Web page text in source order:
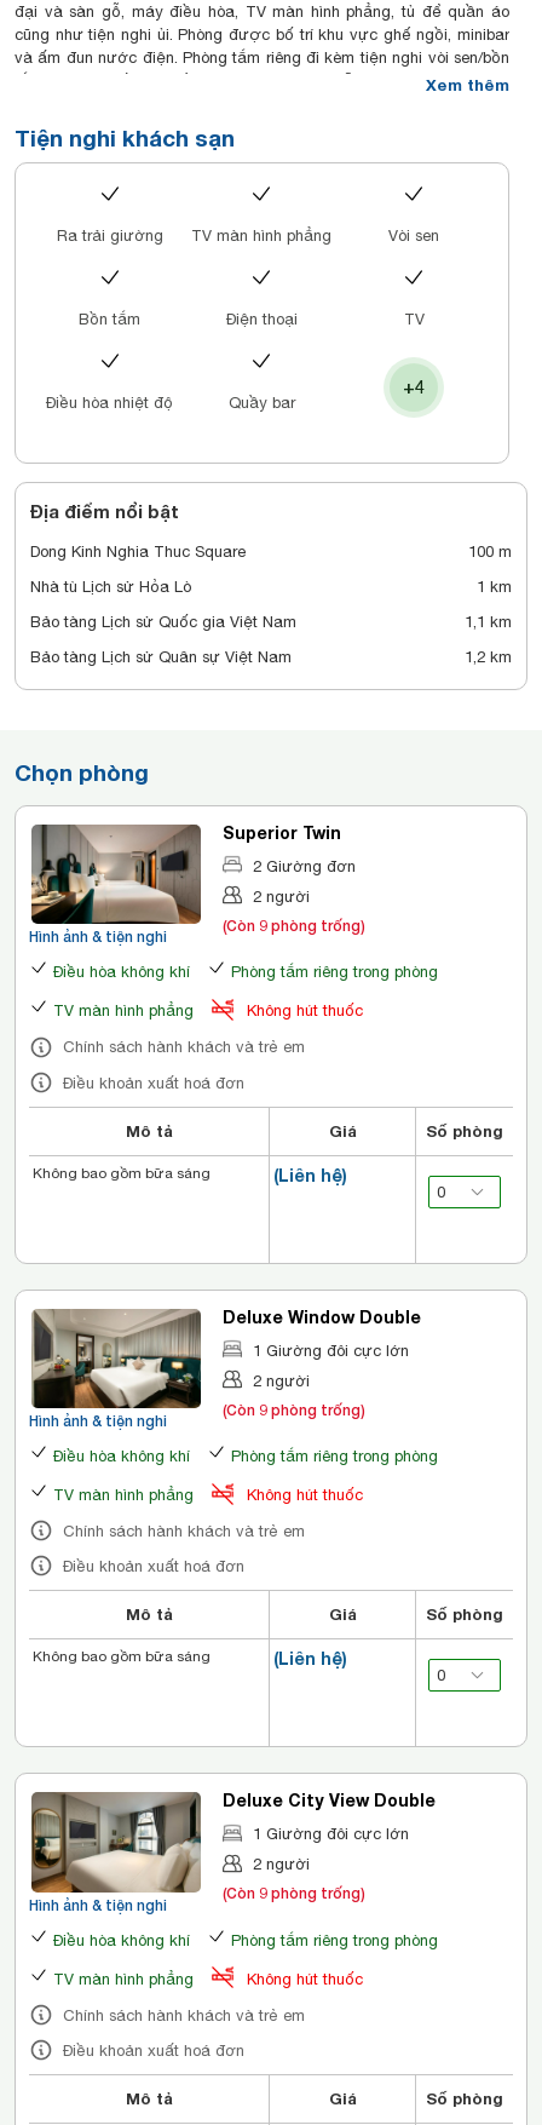
đại và sàn gỗ, máy điều hòa, TV màn hình phẳng, tủ để quần áo
cũng như tiện nghi ủi. Phòng được bố trí khu vực ghế ngồi, minibar
và ấm đun nước điện. Phòng tắm riêng đi kèm tiện nghi vòi sen/bồn
tắm và máy sấy tóc. Đồ vệ sinh cá nhân miễn phí và dép đi trong
có thể thư giãn và tận hưởng dịch vụ mát-xa. Khách sạn có lễ tân
24 giờ và bàn đặt tour để hỗ trợ khách với các chuyến tham quan
cùng dịch vụ tiền sảnh. Từ khách sạn, du khách đi bộ 5 phút là đến
Đền Ngọc Sơn và 10 phút là tới Nhà Thờ Lớn. Sân bay quốc tế Nội
May Restaurant phục vụ các món đặc sản chính thống của Việt
thích của châu Âu. Quán Scenic Space Bar mang đến nhiều lựa
chọn cocktail giải khát cùng tầm nhìn ra toàn cảnh thành phố và Hồ
Xem thêm
Tiện nghi khách sạn
Ra trải giường TV màn hình phẳng Vòi sen
Bồn tắm Điện thoại TV
Điều hòa nhiệt độ Quầy bar
+4
Địa điểm nổi bật
Dong Kinh Nghia Thuc Square
100 m
Nhà tù Lịch sử Hỏa Lò
1 km
Bảo tàng Lịch sử Quốc gia Việt Nam
1,1 km
Bảo tàng Lịch sử Quân sự Việt Nam
1,2 km
Chọn phòng
Hình ảnh & tiện nghi
Superior Twin
2 Giường đơn
2 người
(Còn 9 phòng trống)
Điều hòa không khí Phòng tắm riêng trong phòng
TV màn hình phẳng
Không hút thuốc
Chính sách hành khách và trẻ em
Điều khoản xuất hoá đơn
Mô tả Giá Số phòng
(Liên hệ)
Không bao gồm bữa sáng
Hình ảnh & tiện nghi
Deluxe Window Double
1 Giường đôi cực lớn
2 người
(Còn 9 phòng trống)
Điều hòa không khí Phòng tắm riêng trong phòng
TV màn hình phẳng
Không hút thuốc
Chính sách hành khách và trẻ em
Điều khoản xuất hoá đơn
Mô tả Giá Số phòng
(Liên hệ)
Không bao gồm bữa sáng
Hình ảnh & tiện nghi
Deluxe City View Double
1 Giường đôi cực lớn
2 người
(Còn 9 phòng trống)
Điều hòa không khí Phòng tắm riêng trong phòng
TV màn hình phẳng
Không hút thuốc
Chính sách hành khách và trẻ em
Điều khoản xuất hoá đơn
Mô tả Giá Số phòng